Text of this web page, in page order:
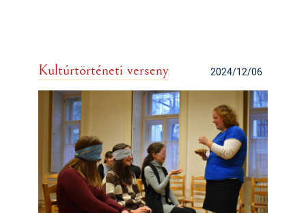
2024/12/06
Kultúrtörténeti verseny